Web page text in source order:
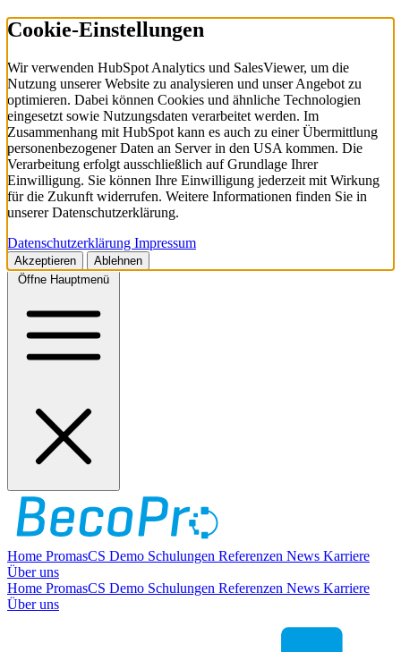
Cookie-Einstellungen
Wir verwenden HubSpot Analytics und SalesViewer, um die
Nutzung unserer Website zu analysieren und unser Angebot zu
optimieren. Dabei können Cookies und ähnliche Technologien
eingesetzt sowie Nutzungsdaten verarbeitet werden. Im
Zusammenhang mit HubSpot kann es auch zu einer Übermittlung
personenbezogener Daten an Server in den USA kommen. Die
Verarbeitung erfolgt ausschließlich auf Grundlage Ihrer
Einwilligung. Sie können Ihre Einwilligung jederzeit mit Wirkung
für die Zukunft widerrufen. Weitere Informationen finden Sie in
unserer Datenschutzerklärung.
Datenschutzerklärung Impressum
Akzeptieren
Ablehnen
Öffne Hauptmenü
Home PromasCS Demo Schulungen Referenzen News Karriere
Über uns
Home PromasCS Demo Schulungen Referenzen News Karriere
Über uns